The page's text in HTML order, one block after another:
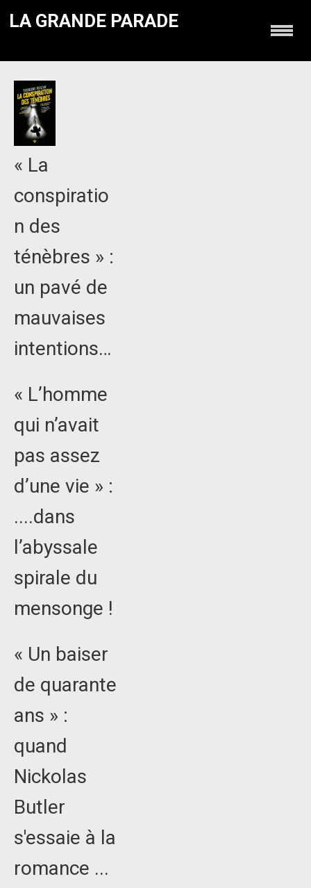
LA GRANDE PARADE
« La
conspiratio
n des
ténèbres » :
un pavé de
mauvaises
intentions…
« L’homme
qui n’avait
pas assez
d’une vie » :
....dans
l’abyssale
spirale du
mensonge !
« Un baiser
de quarante
ans » :
quand
Nickolas
Butler
s'essaie à la
romance ...